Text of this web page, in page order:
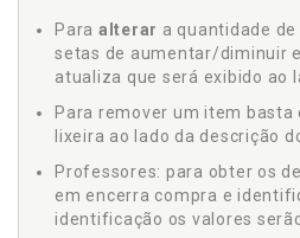
Para alterar a quantidade
setas de aumentar/diminuir
atualiza que será exibido ao
Para remover um item basta
lixeira ao lado da descrição
Professores: para obter os
em encerra compra e
identificação os valores